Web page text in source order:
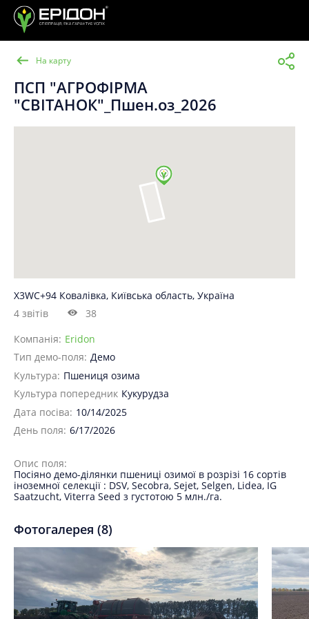
На карту
ПСП "АГРОФІРМА
"СВІТАНОК"_Пшен.оз_2026
X3WC+94 Ковалівка, Київська область, Україна
4 звітів
38
Компанія: Eridon
Тип демо-поля: Демо
Культура: Пшениця озима
Культура попередник Кукурудза
Дата посіва: 10/14/2025
День поля: 6/17/2026
Опис поля:
Посіяно демо-ділянки пшениці озимої в розрізі 16 сортів
іноземної селекції : DSV, Secobra, Sejet, Selgen, Lidea, IG
Saatzucht, Viterra Seed з густотою 5 млн./га.
Фотогалерея (8)